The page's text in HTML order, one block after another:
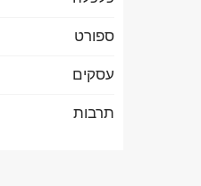
ספורט
עסקים
תרבות